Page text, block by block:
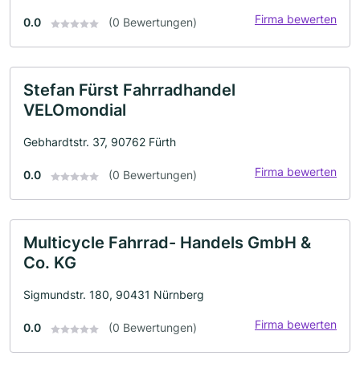
0.0 (0 Bewertungen) Firma bewerten
Stefan Fürst Fahrradhandel
VELOmondial
Gebhardtstr. 37, 90762 Fürth
0.0 (0 Bewertungen) Firma bewerten
Multicycle Fahrrad- Handels GmbH &
Co. KG
Sigmundstr. 180, 90431 Nürnberg
0.0 (0 Bewertungen) Firma bewerten